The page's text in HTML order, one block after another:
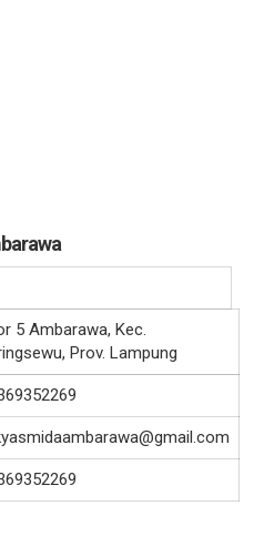
5 Ambarawa, Kec.
Prov. Lampung